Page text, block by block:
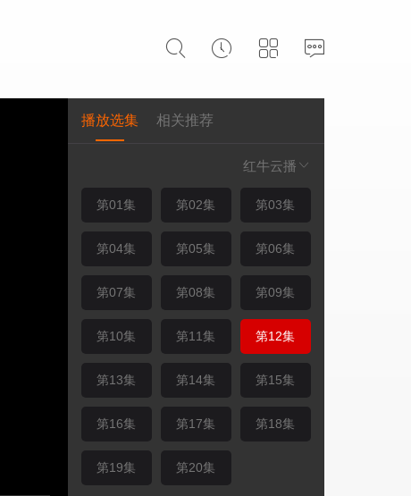
播放选集 相关推荐
红牛云播
第01集 第02集 第03集
第04集 第05集 第06集
第07集 第08集 第09集
第10集 第11集 第12集
第13集 第14集 第15集
第16集 第17集 第18集
第19集 第20集